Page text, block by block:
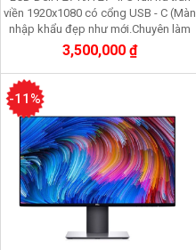
viền 1920x1080 có cổng USB - C (Màn
nhập khẩu đẹp như mới.Chuyên làm
đồ họa, chơi game, nhìn lâu không
mỏi mắt
3,500,000 ₫
-11%